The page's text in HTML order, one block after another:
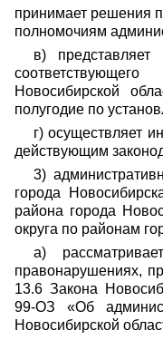
принимает решения
полномочиям
в)
Новосибирской
полугодие по
г) осуществляет
действующим
3)
города
района города
округа по районам
а)
правонарушениях,
13.6 Закона
99-ОЗ «Об
Новосибирской